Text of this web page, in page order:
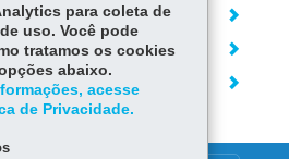
para coleta de
uso. Você pode
tratamos os cookies
abaixo.
acesse
de Privacidade.